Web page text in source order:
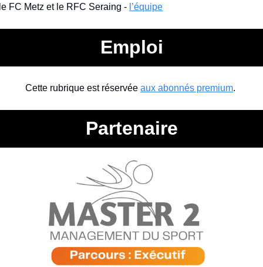
FC Metz et le RFC Seraing - l’équipe
Emploi
Cette rubrique est réservée aux abonnés premium.
Partenaire